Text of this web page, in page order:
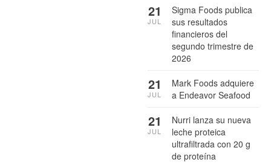
Sigma Foods publica
sus resultados
financieros del
segundo trimestre de
2026
21
JUL
Mark Foods adquiere
a Endeavor Seafood
21
JUL
Nurri lanza su nueva
leche proteica
ultrafiltrada con 20 g
de proteína
21
JUL